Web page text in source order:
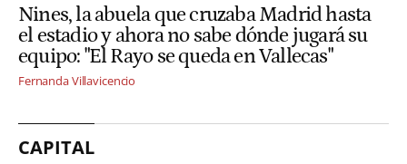
Nines, la abuela que cruzaba Madrid hasta
el estadio y ahora no sabe dónde jugará su
equipo: "El Rayo se queda en Vallecas"
Fernanda Villavicencio
CAPITAL